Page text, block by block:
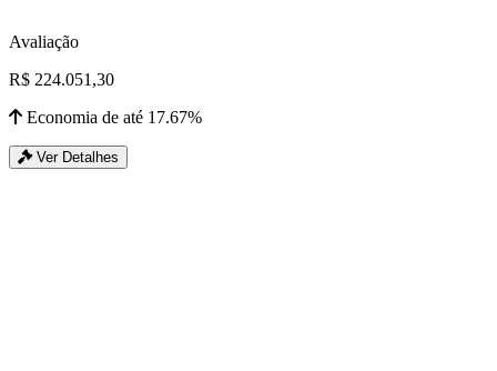
Avaliação
R$ 224.051,30
Economia de até 17.67%
Ver Detalhes